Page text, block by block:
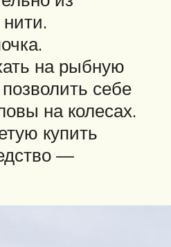
на рыбную
себе
на колесах.
купить
—